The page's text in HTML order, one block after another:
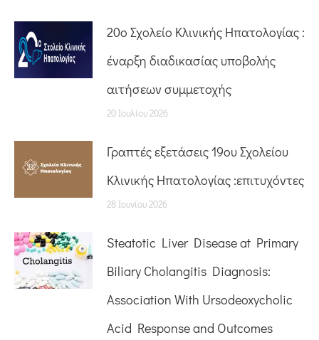
20o Σχολείο Κλινικής Ηπατολογίας :
έναρξη διαδικασίας υποβολής
αιτήσεων συμμετοχής
20 Ιουλίου 2026
Γραπτές εξετάσεις 19ου Σχολείου
Κλινικής Ηπατολογίας :επιτυχόντες
28 Ιουνίου 2026
Steatotic Liver Disease at Primary
Biliary Cholangitis Diagnosis:
Association With Ursodeoxycholic
Acid Response and Outcomes